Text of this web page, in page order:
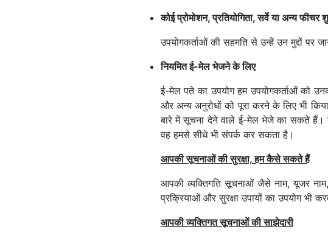
कोई प्रोमोशन,प्रतियोगिता,सर्वे या अन्य
उपयोगकर्ताओं की सहमति से उन्हें उन मुद्दों पर
नियमित ई-मेल भेजने के लिए
ई-मेल पते का उपयोग हम उपयोगकर्ताओं को
और अन्य अनुरोधों को पूरा करने के लिए भी
बारे में सूचना देने वाले ई-मेल भेजे का सकते हैं।
वह हमसे सीधे भी संपर्क कर सकता है।
आपकी सूचनाओं की सुरक्षा,हम कैसे सकते हैं
आपकी व्यक्तिगति सूचनाओं जैसे नाम, यूजर
प्रक्रियाओं और सुरक्षा उपायों का उपयोग
आपकी व्यक्तिगत सूचनाओं की साझेदारी